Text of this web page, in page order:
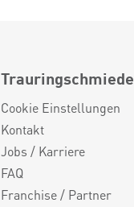
Trauringschmiede
Cookie Einstellungen
Kontakt
Jobs / Karriere
FAQ
Franchise / Partner